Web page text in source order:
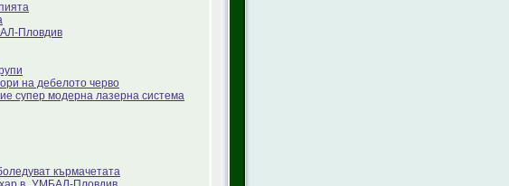
Пловдив
на дебелото черво
супер модерна лазерна система
кърмачетата